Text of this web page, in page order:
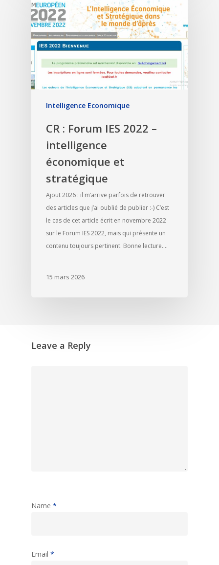
Intelligence Economique
CR : Forum IES 2022 –
intelligence
économique et
stratégique
Ajout 2026 : il m’arrive parfois de retrouver
des articles que j’ai oublié de publier :-) C’est
le cas de cet article écrit en novembre 2022
sur le Forum IES 2022, mais qui présente un
contenu toujours pertinent. Bonne lecture.…
15 mars 2026
Leave a Reply
Name *
Email *